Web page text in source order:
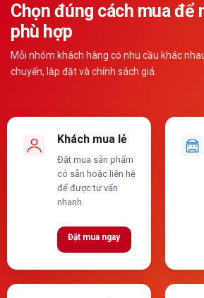
Chọn đúng cách mua để
phù hợp
Mỗi nhóm khách hàng có nhu cầu khác
chuyển, lắp đặt và chính sách giá.
Khách mua lẻ
Đặt mua sản phẩm
có sẵn hoặc liên hệ
để được tư vấn
nhanh.
Đặt mua ngay